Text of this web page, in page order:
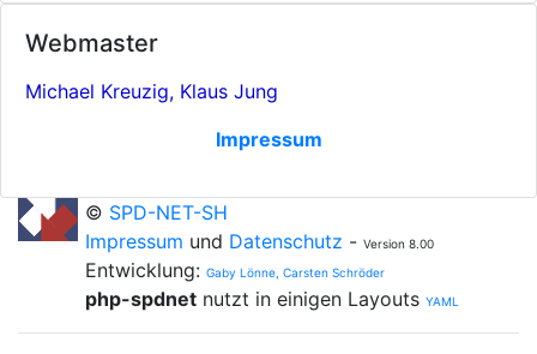
Webmaster
Michael Kreuzig, Klaus Jung
Impressum
© SPD-NET-SH
Impressum und Datenschutz - Version 8.00
Entwicklung: Gaby Lönne, Carsten Schröder
php-spdnet nutzt in einigen Layouts YAML